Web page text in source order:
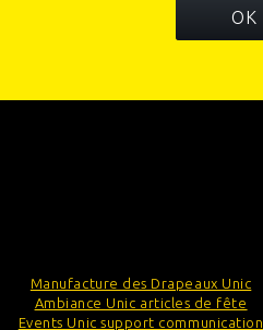
OK
Manufacture des Drapeaux Unic
Ambiance Unic articles de fête
Events Unic support communication